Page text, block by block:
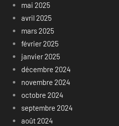
mai 2025
avril 2025
mars 2025
février 2025
janvier 2025
décembre 2024
novembre 2024
octobre 2024
septembre 2024
août 2024